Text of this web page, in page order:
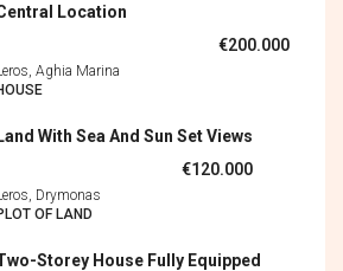
Location
€200.000
Aghia Marina
Land With Sea And Sun Set Views
€120.000
Drymonas
OF LAND
Storey House Fully Equipped